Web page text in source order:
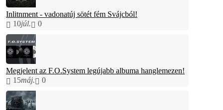
Inlitnment - vadonatúj sötét fém Svájcból!
10júl. 0
Megjelent az F.O.System legújabb albuma hanglemezen!
15máj. 0